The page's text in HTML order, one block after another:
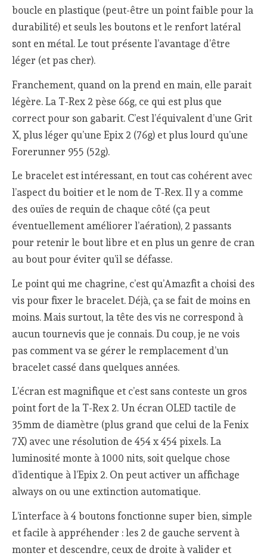
boucle en plastique (peut-être un point faible pour la
durabilité) et seuls les boutons et le renfort latéral
sont en métal. Le tout présente l’avantage d’être
léger (et pas cher).
Franchement, quand on la prend en main, elle parait
légère. La T-Rex 2 pèse 66g, ce qui est plus que
correct pour son gabarit. C’est l’équivalent d’une Grit
X, plus léger qu’une Epix 2 (76g) et plus lourd qu’une
Forerunner 955 (52g).
Le bracelet est intéressant, en tout cas cohérent avec
l’aspect du boitier et le nom de T-Rex. Il y a comme
des ouïes de requin de chaque côté (ça peut
éventuellement améliorer l’aération), 2 passants
pour retenir le bout libre et en plus un genre de cran
au bout pour éviter qu’il se défasse.
Le point qui me chagrine, c’est qu’Amazfit a choisi des
vis pour fixer le bracelet. Déjà, ça se fait de moins en
moins. Mais surtout, la tête des vis ne correspond à
aucun tournevis que je connais. Du coup, je ne vois
pas comment va se gérer le remplacement d’un
bracelet cassé dans quelques années.
L’écran est magnifique et c’est sans conteste un gros
point fort de la T-Rex 2. Un écran OLED tactile de
35mm de diamètre (plus grand que celui de la Fenix
7X) avec une résolution de 454 x 454 pixels. La
luminosité monte à 1000 nits, soit quelque chose
d’identique à l’Epix 2. On peut activer un affichage
always on ou une extinction automatique.
L’interface à 4 boutons fonctionne super bien, simple
et facile à appréhender : les 2 de gauche servent à
monter et descendre, ceux de droite à valider et